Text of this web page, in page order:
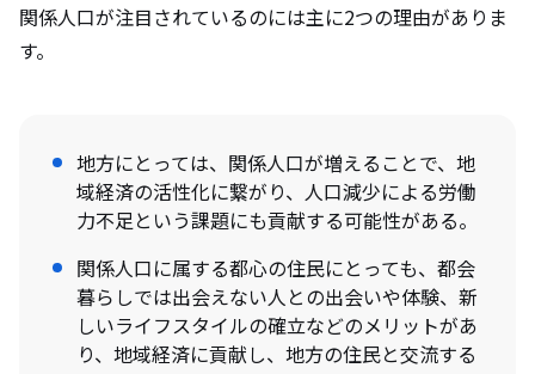
関係人口が注目されているのには主に2つの理由がありま
す。
地方にとっては、関係人口が増えることで、地
域経済の活性化に繋がり、人口減少による労働
力不足という課題にも貢献する可能性がある。
関係人口に属する都心の住民にとっても、都会
暮らしでは出会えない人との出会いや体験、新
しいライフスタイルの確立などのメリットがあ
り、地域経済に貢献し、地方の住民と交流する